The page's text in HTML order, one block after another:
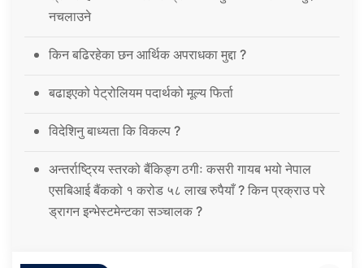
नचलाउने
किन बढिरहेका छन आर्थिक अपराधका मुद्दा ?
बढाइएको पेट्रोलियम पदार्थको मूल्य फिर्ता
विदेशिनु बाध्यता कि विकल्प ?
अन्तर्राष्ट्रिय स्तरको बैंकिङ्ग ठगीः कसरी गायब भयो नेपाल
एसबिआई बैंकको १ करोड ५८ लाख रुपैयाँ ? किन प्रक्राउ परे
ड्रागन इन्भेस्टमेन्टका सञ्चालक ?